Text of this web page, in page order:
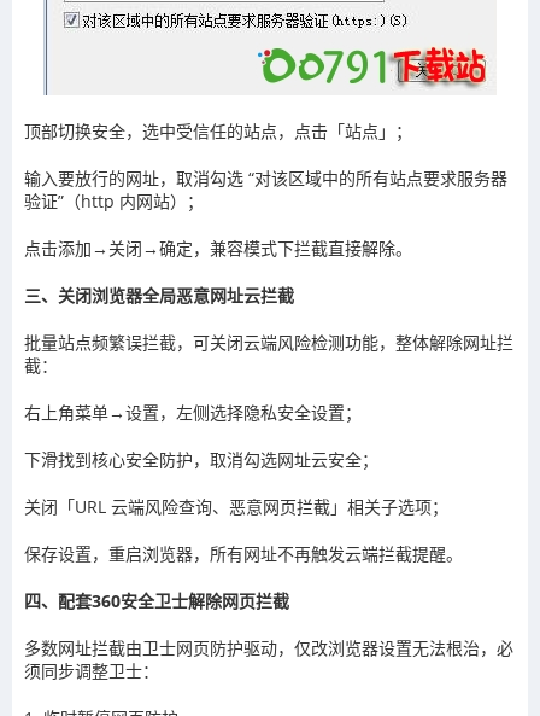
顶部切换安全，选中受信任的站点，点击「站点」；
输入要放行的网址，取消勾选 “对该区域中的所有站点要求服务器
验证”（http 内网站）；
点击添加→关闭→确定，兼容模式下拦截直接解除。
三、关闭浏览器全局恶意网址云拦截
批量站点频繁误拦截，可关闭云端风险检测功能，整体解除网址拦
截：
右上角菜单→设置，左侧选择隐私安全设置；
下滑找到核心安全防护，取消勾选网址云安全；
关闭「URL 云端风险查询、恶意网页拦截」相关子选项；
保存设置，重启浏览器，所有网址不再触发云端拦截提醒。
四、配套360安全卫士解除网页拦截
多数网址拦截由卫士网页防护驱动，仅改浏览器设置无法根治，必
须同步调整卫士：